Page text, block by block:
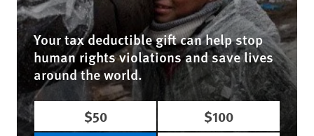
Your tax deductible gift can help stop
human rights violations and save lives
around the world.
$50
$100